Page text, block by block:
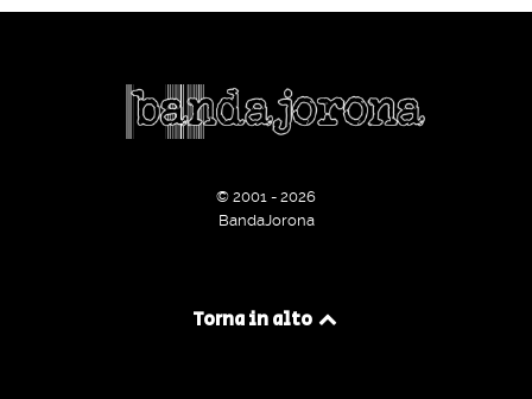
© 2001 - 2026
BandaJorona
Torna in alto